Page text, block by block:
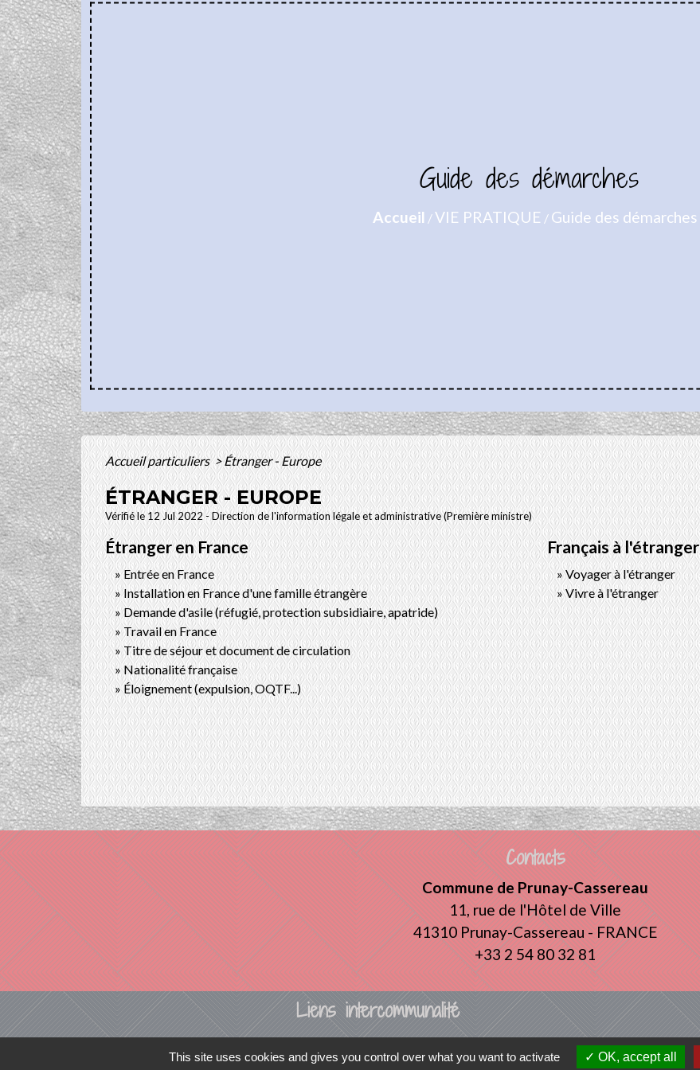
Guide des démarches
Accueil /VIE PRATIQUE / Guide des démarches
Accueil particuliers> Étranger - Europe
ÉTRANGER - EUROPE
Vérifié le 12 Jul 2022 - Direction de l'information légale et administrative (Première ministre)
Étranger en France
Entrée en France
Installation en France d'une famille étrangère
Demande d'asile (réfugié, protection subsidiaire, apatride)
Travail en France
Titre de séjour et document de circulation
Nationalité française
Éloignement (expulsion, OQTF...)
Français à l'étranger
Voyager à l'étranger
Vivre à l'étranger
Contacts
Commune de Prunay-Cassereau
11, rue de l'Hôtel de Ville
41310 Prunay-Cassereau - FRANCE
+33 2 54 80 32 81
Liens intercommunalité
TERRITOIRES VENDOMOIS
This site uses cookies and gives you control over what you want to activate OK, accept all